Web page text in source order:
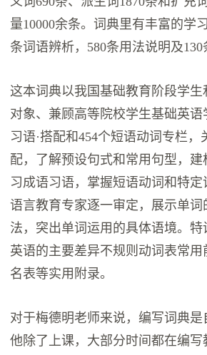
量10000余条。词典里有丰富的学
条词语辨析，580条用法说明及130
这本词典以我国基础教育阶段学生
对象、兼顾高等院校学生基础英语
习语·搭配和454个短语动词专栏
配，了解预设句式和常用句型，
习成语习语，掌握短语动词和特定
语言教育专家逐一审定，展示单词
法，突出单词运用的具体语境。
英语的主要差异不规则动词表常
名表等实用附录。
对于梅德明老师来说，编写词典
他除了上课，大部分时间都在编